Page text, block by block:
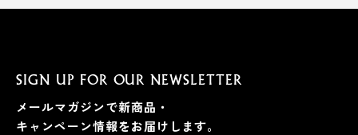
SIGN UP FOR OUR NEWSLETTER
メールマガジンで新商品・
キャンペーン情報をお届けします。